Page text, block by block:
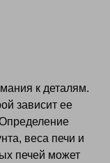
к деталям.
зависит ее
веса печи и
печей может